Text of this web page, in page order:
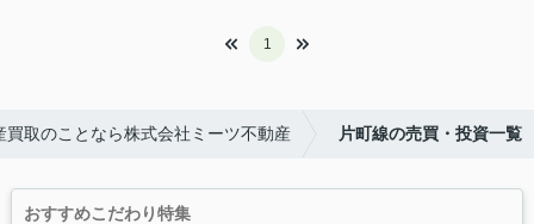
1
買取のことなら株式会社ミーツ不動産 片町線の売買・投資一覧
おすすめこだわり特集